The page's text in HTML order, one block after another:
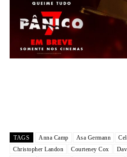
TAGS Anna Camp Asa Germann
Christopher Landon
Courteney Cox